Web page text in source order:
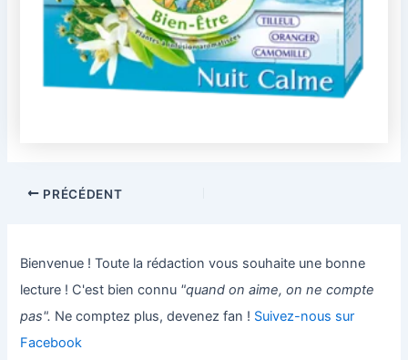
PRÉCÉDENT
Bienvenue ! Toute la rédaction vous souhaite une bonne
lecture ! C'est bien connu "quand on aime, on ne compte
pas". Ne comptez plus, devenez fan ! Suivez-nous sur
Facebook